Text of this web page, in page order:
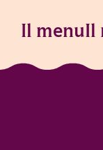
Il menuIl